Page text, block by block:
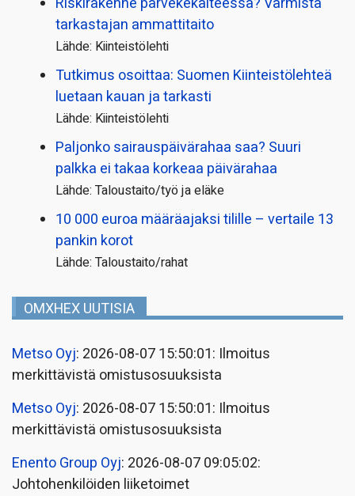
tarkastajan ammattitaito
Lähde: Kiinteistölehti
Tutkimus osoittaa: Suomen Kiinteistölehteä
luetaan kauan ja tarkasti
Lähde: Kiinteistölehti
Paljonko sairauspäivä­rahaa saa? Suuri
palkka ei takaa korkeaa päivärahaa
Lähde: Taloustaito/työ ja eläke
10 000 euroa määräajaksi tilille – vertaile 13
pankin korot
Lähde: Taloustaito/rahat
OMXHEX UUTISIA
Metso Oyj: 2026-08-07 15:50:01: Ilmoitus
merkittävistä omistusosuuksista
Metso Oyj: 2026-08-07 15:50:01: Ilmoitus
merkittävistä omistusosuuksista
Enento Group Oyj: 2026-08-07 09:05:02:
Johtohenkilöiden liiketoimet